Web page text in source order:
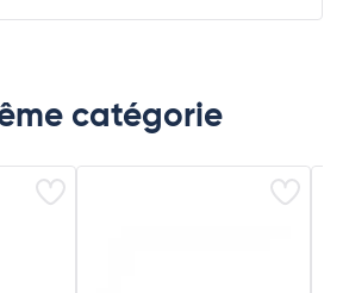
catégorie